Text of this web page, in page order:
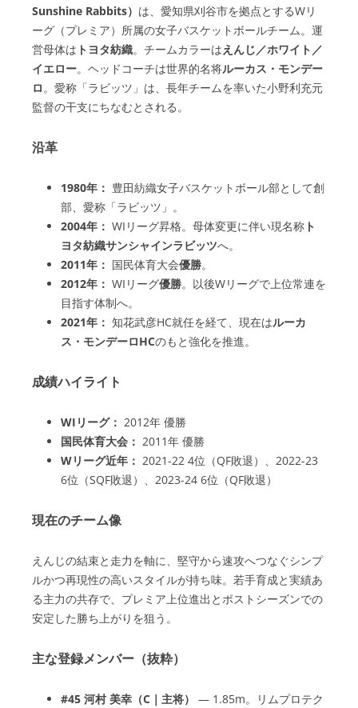
Sunshine Rabbits） は、愛知県刈谷市を拠点とするWリ
ーグ（プレミア）所属の女子バスケットボールチーム。運
営母体は トヨタ紡織。チームカラーはえんじ／ホワイト／
イエロー。ヘッドコーチは世界的名将ルーカス・モンデー
ロ。愛称「ラビッツ」は、長年チームを率いた小野利充元
監督の干支にちなむとされる。
沿革
1980年： 豊田紡織女子バスケットボール部として創
部、愛称「ラビッツ」。
2004年： WIリーグ昇格。母体変更に伴い現名称 ト
ヨタ紡織サンシャインラビッツへ。
2011年： 国民体育大会優勝。
2012年： WIリーグ優勝。以後Wリーグで上位常連を
目指す体制へ。
2021年： 知花武彦HC就任を経て、現在はルーカ
ス・モンデーロHCのもと強化を推進。
成績ハイライト
WIリーグ： 2012年 優勝
国民体育大会： 2011年 優勝
Wリーグ近年： 2021-22 4位（QF敗退）、2022-23
6位（SQF敗退）、2023-24 6位（QF敗退）
現在のチーム像
えんじの結束と走力を軸に、堅守から速攻へつなぐシンプ
ルかつ再現性の高いスタイルが持ち味。若手育成と実績あ
る主力の共存で、プレミア上位進出とポストシーズンでの
安定した勝ち上がりを狙う。
主な登録メンバー（抜粋）
#45 河村 美幸（C｜主将）
— 1.85m。リムプロテク